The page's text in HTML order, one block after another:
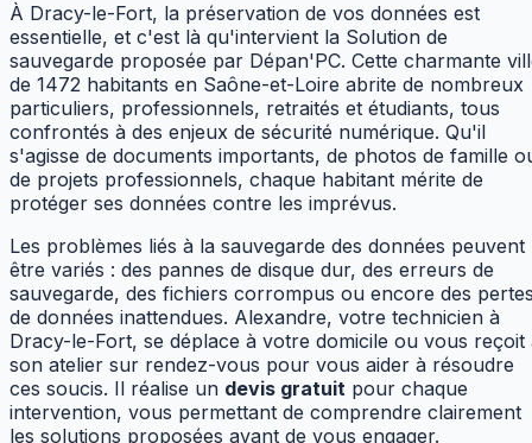
À Dracy-le-Fort, la préservation de vos données est
essentielle, et c'est là qu'intervient la Solution de
sauvegarde proposée par Dépan'PC. Cette charmante
de 1472 habitants en Saône-et-Loire abrite de nombreux
particuliers, professionnels, retraités et étudiants, tous
confrontés à des enjeux de sécurité numérique. Qu'il
s'agisse de documents importants, de photos de famille
de projets professionnels, chaque habitant mérite de
protéger ses données contre les imprévus.
Les problèmes liés à la sauvegarde des données peuvent
être variés : des pannes de disque dur, des erreurs de
sauvegarde, des fichiers corrompus ou encore des
de données inattendues. Alexandre, votre technicien à
Dracy-le-Fort, se déplace à votre domicile ou vous reçoit
son atelier sur rendez-vous pour vous aider à résoudre
ces soucis. Il réalise un devis gratuit pour chaque
intervention, vous permettant de comprendre clairement
les solutions proposées avant de vous engager.